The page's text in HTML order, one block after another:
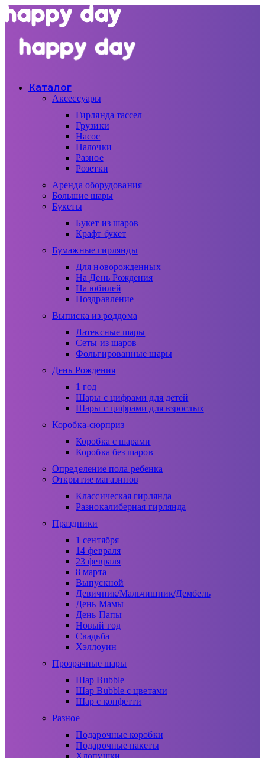
Каталог
Аксессуары
Гирлянда тассел
Грузики
Насос
Палочки
Разное
Розетки
Аренда оборудования
Большие шары
Букеты
Букет из шаров
Крафт букет
Бумажные гирлянды
Для новорожденных
На День Рождения
На юбилей
Поздравление
Выписка из роддома
Латексные шары
Сеты из шаров
Фольгированные шары
День Рождения
1 год
Шары с цифрами для детей
Шары с цифрами для взрослых
Коробка-сюрприз
Коробка с шарами
Коробка без шаров
Определение пола ребенка
Открытие магазинов
Классическая гирлянда
Разнокалиберная гирлянда
Праздники
1 сентября
14 февраля
23 февраля
8 марта
Выпускной
Девичник/Мальчишник/Дембель
День Мамы
День Папы
Новый год
Свадьба
Хэллоуин
Прозрачные шары
Шар Bubble
Шар Bubble с цветами
Шар с конфетти
Разное
Подарочные коробки
Подарочные пакеты